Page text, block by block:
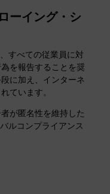
ーイング・シ
すべての従業員に対
を報告することを奨
に加え、インターネ
ています。
が匿名性を維持した
ルコンプライアンス